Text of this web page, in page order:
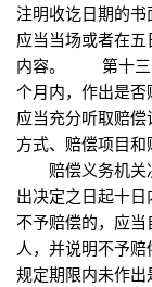
注明收讫日期的
应当当场或者在
内容。 第十三
个月内，作出是否
应当充分听取赔
方式、赔偿项目和
赔偿义务机关
出决定之日起十
不予赔偿的，应
人，并说明不予
规定期限内未作